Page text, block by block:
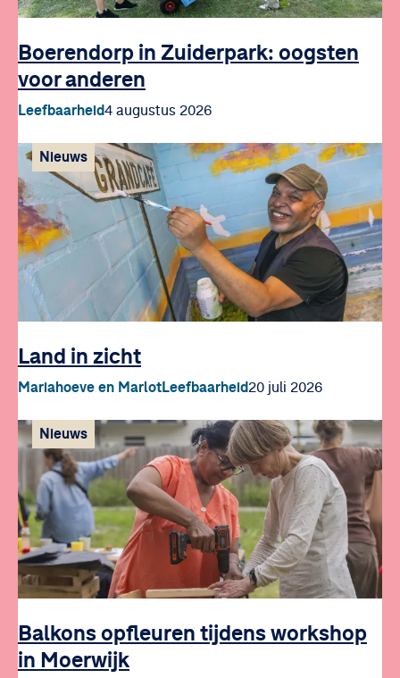
Boerendorp in Zuiderpark: oogsten
voor anderen
Leefbaarheid4 augustus 2026
Land in zicht
Mariahoeve en MarlotLeefbaarheid20 juli 2026
Nieuws
Balkons opfleuren tijdens workshop
in Moerwijk
Nieuws